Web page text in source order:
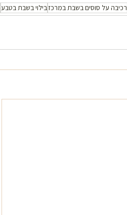
רכיבה על סוסים בשבת במרכזבילוי בשבת בטבע